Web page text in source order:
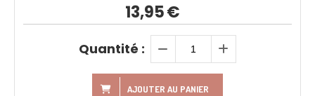
13,95€
Quantité :
AJOUTER AU PANIER